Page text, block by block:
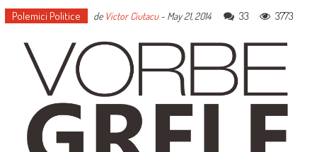
Polemici Politice de Victor Ciutacu- May 21, 2014 33 3773